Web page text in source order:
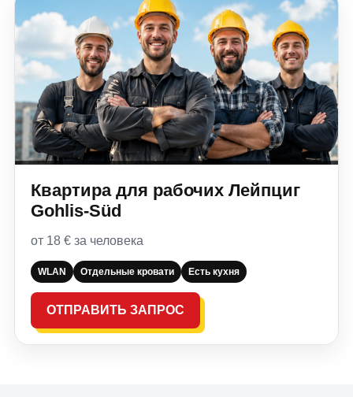
Квартира для рабочих Лейпциг
Gohlis-Süd
от 18 € за человека
WLAN Отдельные кровати Есть кухня
ОТПРАВИТЬ ЗАПРОС